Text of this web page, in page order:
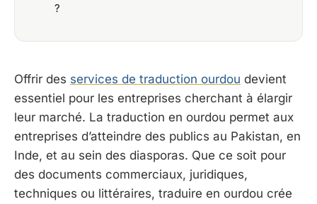
?
Offrir des services de traduction ourdou devient
essentiel pour les entreprises cherchant à élargir
leur marché. La traduction en ourdou permet aux
entreprises d’atteindre des publics au Pakistan, en
Inde, et au sein des diasporas. Que ce soit pour
des documents commerciaux, juridiques,
techniques ou littéraires, traduire en ourdou crée